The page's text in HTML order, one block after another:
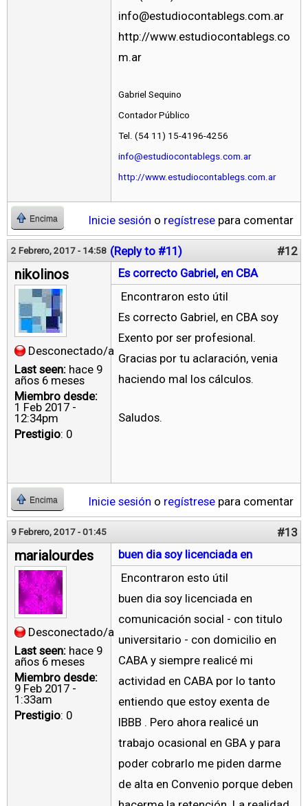
info@estudiocontablegs.com.ar
http://www.estudiocontablegs.co
m.ar
Gabriel Sequino
Contador Público
Tel. (54 11) 15-4196-4256
info@estudiocontablegs.com.ar
http://www.estudiocontablegs.com.ar
Encima Inicie sesión o regístrese para comentar
2 Febrero, 2017 - 14:58 (Reply to #11) #12
nikolinos
Desconectado/a
Last seen: hace 9
años 6 meses
Miembro desde:
1 Feb 2017 -
12:34pm
Prestigio: 0
Es correcto Gabriel, en CBA
Encontraron esto útil
Es correcto Gabriel, en CBA soy
Exento por ser profesional.
Gracias por tu aclaración, venia
haciendo mal los cálculos.
Saludos.
Encima Inicie sesión o regístrese para comentar
9 Febrero, 2017 - 01:45 #13
marialourdes
Desconectado/a
Last seen: hace 9
años 6 meses
Miembro desde:
9 Feb 2017 -
1:33am
Prestigio: 0
buen dia soy licenciada en
Encontraron esto útil
buen dia soy licenciada en
comunicación social - con titulo
universitario - con domicilio en
CABA y siempre realicé mi
actividad en CABA por lo tanto
entiendo que estoy exenta de
IBBB . Pero ahora realicé un
trabajo ocasional en GBA y para
poder cobrarlo me piden darme
de alta en Convenio porque deben